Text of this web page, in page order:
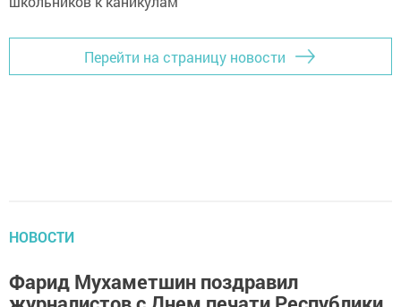
Перейти на страницу новости
НОВОСТИ
Фарид Мухаметшин поздравил